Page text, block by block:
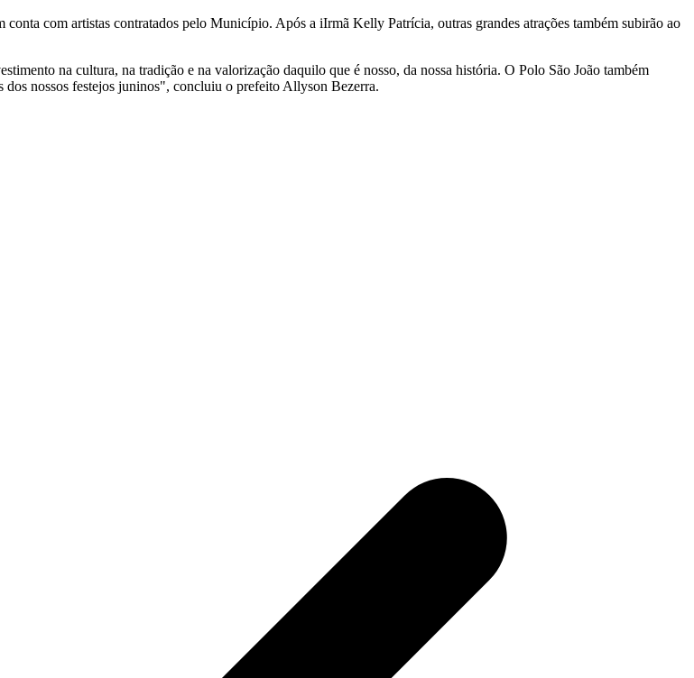
com artistas contratados pelo Município. Após a iIrmã Kelly Patrícia, outras grandes atrações também subirão ao
na cultura, na tradição e na valorização daquilo que é nosso, da nossa história. O Polo São João também
dos nossos festejos juninos", concluiu o prefeito Allyson Bezerra.